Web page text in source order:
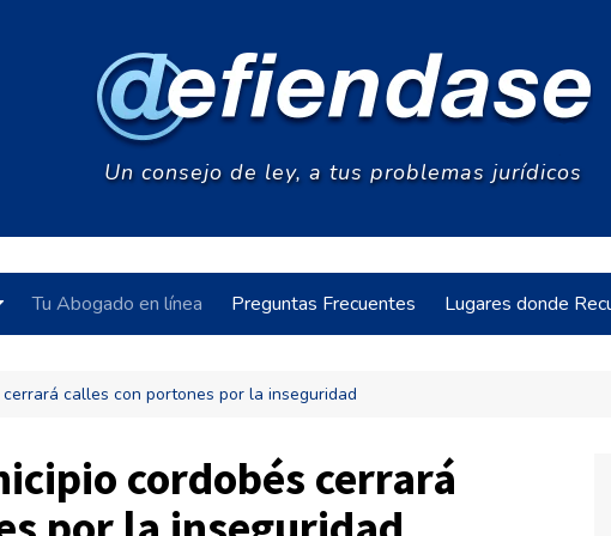
Un consejo de ley, a tus problemas jurídicos
Burrocracia
Tu Abogado en línea Preguntas Frecuentes Lugares donde
calles con portones por la inseguridad
cordobés cerrará